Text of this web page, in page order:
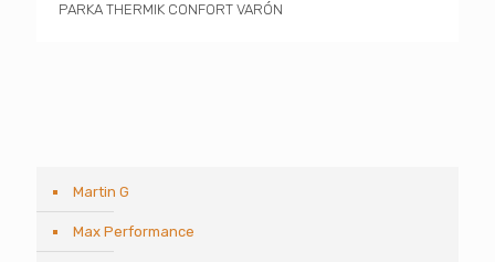
PARKA THERMIK CONFORT VARÓN
Martin G
Max Performance